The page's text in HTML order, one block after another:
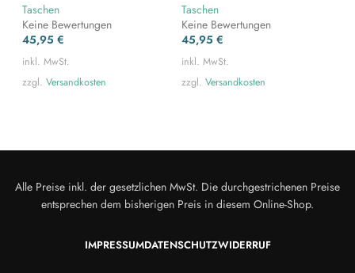
Taschen
Keine Bewertungen
45,95 €
inkl. MwSt.
zzgl. Versandkosten
Taschen
Keine Bewertungen
45,95 €
inkl. MwSt.
zzgl. Versandkosten
Alle Preise inkl. der gesetzlichen MwSt. Die durchgestrichenen Preise
entsprechen dem bisherigen Preis in diesem Online-Shop.
IMPRESSUMDATENSCHUTZWIDERRUF